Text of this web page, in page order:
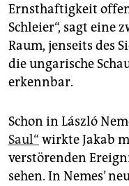
genossenschaft
epaper login
Ernsthaftigkeit
Schleier“, sagt eine
Raum, jenseits des
die ungarische
erkennbar.
Schon in László
Saul“ wirkte Jakab
verstörenden
sehen. In Nemes’